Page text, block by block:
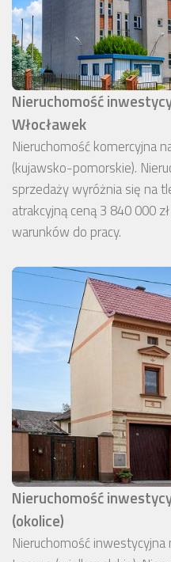
Nieruchomość
Włocławek
Nieruchomość komercyjna
(kujawsko-pomorskie).
sprzedaży wyróżnia się na
atrakcyjną ceną 3 840 000
warunków do pracy.
Nieruchomość
(okolice)
Nieruchomość